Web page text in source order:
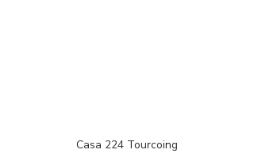
Casa 224 Tourcoing